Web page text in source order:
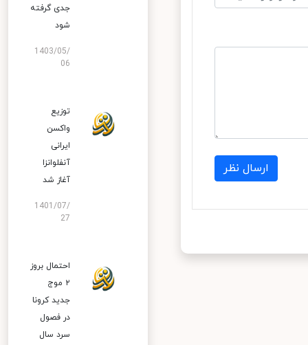
ارسال نظر
جدی گرفته
شود
1403/05/
06
توزیع
واکسن
ایرانی
آنفلوانزا
آغاز شد
1401/07/
27
احتمال بروز
۲ موج
جدید کرونا
در فصول
سرد سال